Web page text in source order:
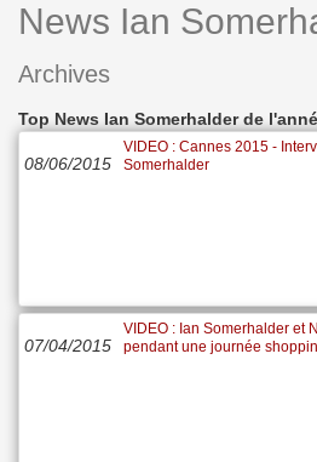
News Ian
Archives
Top News Ian Somerhalder de
08/06/2015
VIDEO : Cannes 2015 -
Somerhalder
07/04/2015
VIDEO : Ian Somerhalder et
pendant une journée